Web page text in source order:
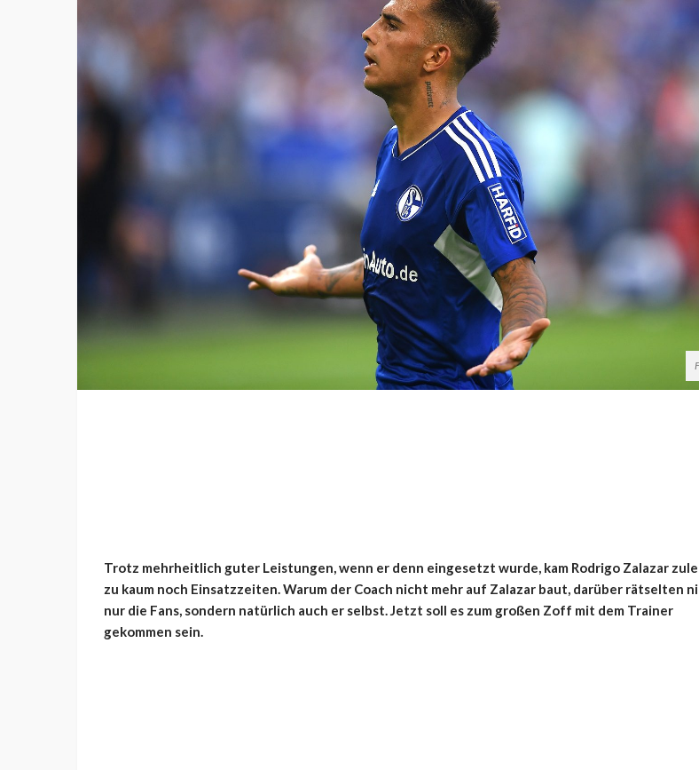
Trotz mehrheitlich guter Leistungen, wenn er denn eingesetzt wurde, kam Rodrigo Zalazar
zu kaum noch Einsatzzeiten. Warum der Coach nicht mehr auf Zalazar baut, darüber rätselten
nur die Fans, sondern natürlich auch er selbst. Jetzt soll es zum großen Zoff mit dem Trainer
gekommen sein.